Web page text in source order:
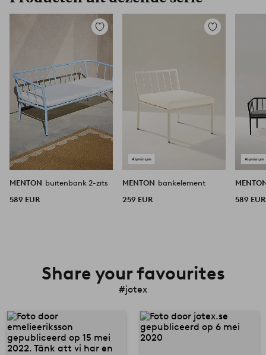
Toevoegen
MENTON buitenbank 2-zits
589 EUR
Toevoegen
MENTON bankelement
259 EUR
589 EUR
Share your favourites
#jotex